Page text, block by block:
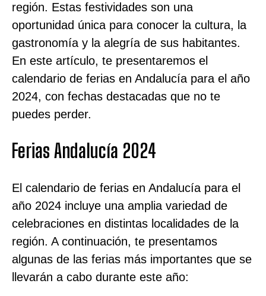
región. Estas festividades son una
oportunidad única para conocer la cultura, la
gastronomía y la alegría de sus habitantes.
En este artículo, te presentaremos el
calendario de ferias en Andalucía para el año
2024, con fechas destacadas que no te
puedes perder.
Ferias Andalucía 2024
El calendario de ferias en Andalucía para el
año 2024 incluye una amplia variedad de
celebraciones en distintas localidades de la
región. A continuación, te presentamos
algunas de las ferias más importantes que se
llevarán a cabo durante este año: